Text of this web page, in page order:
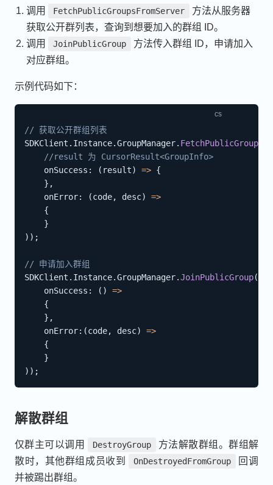
调用 FetchPublicGroupsFromServer
方法从服务器
获取公开群列表，查询到想要加入的群组 ID。
调用
JoinPublicGroup
方法传入群组 ID，申请加入
对应群组。
示例代码如下：
// 获取公开群组列表
SDKClient . Instance.GroupManager.
//result 为 CursorResult<GroupInfo>
    onSuccess
: ( result) => {
} ,
onError: (code, desc)
=>
{
}
) ) ;
// 申请加入群组
SDKClient . Instance.GroupManager.JoinPublicGroup(
onSuccess : ( )
=>
{
} ,
onError: (code, desc)
=>
{
}
) ) ;
解散群组
仅群主可以调用 DestroyGroup
方法解散群组。群组解
散时，其他群组成员收到
OnDestroyedFromGroup
回调
并被踢出群组。